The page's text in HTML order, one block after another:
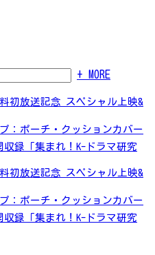
+ MORE
初放送記念 スペシャル上映&
：ポーチ・クッションカバー
収録「集まれ！K-ドラマ研究
初放送記念 スペシャル上映&
：ポーチ・クッションカバー
収録「集まれ！K-ドラマ研究